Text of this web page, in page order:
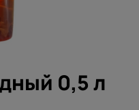
0,5 л